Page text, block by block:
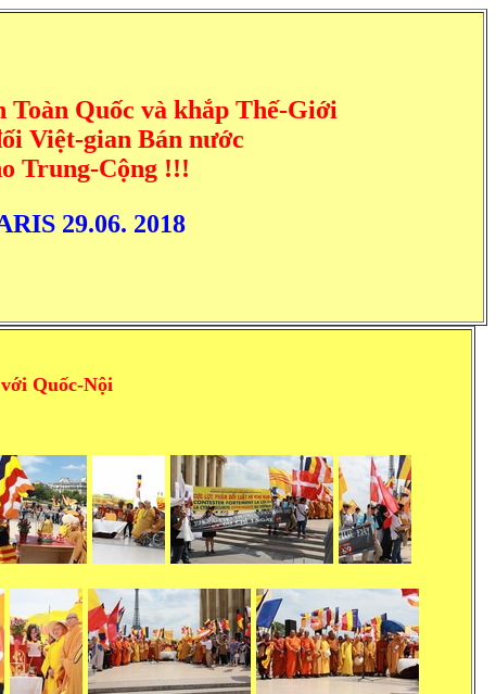
Toàn Quốc và khắp Thế-Giới
Việt-gian Bán nước
Trung-Cộng !!!
29.06. 2018
Quốc-Nội